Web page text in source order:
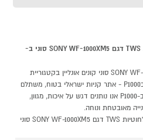
למה כדאי לקנות אוזניות אלחוטיות TWS דגם SONY WF-1000XM5 סוני ב-
אוזניות אלחוטיות TWS דגם SONY WF-1000XM5 סוני קונים אונליין בקטגוריית
אוזניות בתוך האוזן במחלקת אוזניות בP1000 - אתר קניות ישראלי בטוח, משתלם
ונוח המציע מוצרים מומלצים במבצע. ב-P1000 אנו נותנים דגש על איכות, מגוון,
מאובטחת ונוחה.
אצלנו, קניות באינטרנט של אוזניות אלחוטיות TWS דגם SONY WF-1000XM5 סוני